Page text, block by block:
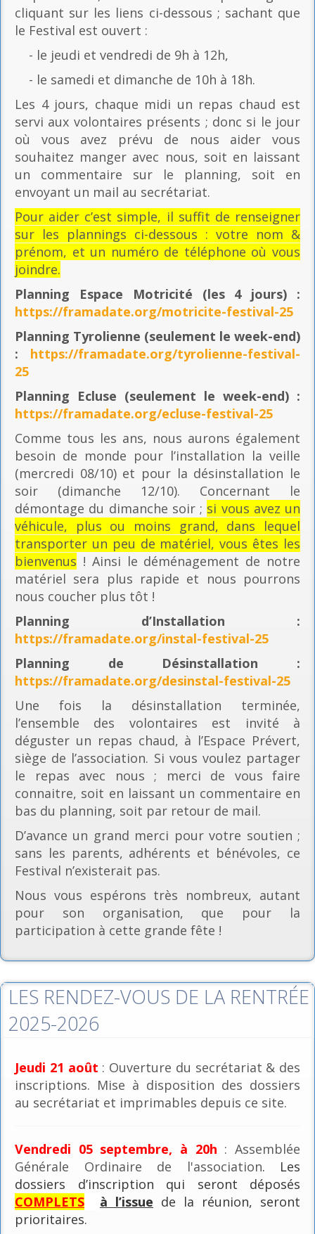
cliquant sur les liens ci-dessous ; sachant que
le Festival est ouvert :
- le jeudi et vendredi de 9h à 12h,
- le samedi et dimanche de 10h à 18h.
Les 4 jours, chaque midi un repas chaud est
servi aux volontaires présents ; donc si le jour
où vous avez prévu de nous aider vous
souhaitez manger avec nous, soit en laissant
un commentaire sur le planning, soit en
envoyant un mail au secrétariat.
Pour aider c’est simple, il suffit de renseigner
sur les plannings ci-dessous : votre nom &
prénom, et un numéro de téléphone où vous
joindre.
Planning Espace Motricité (les 4 jours) :
https://framadate.org/motricite-festival-25
Planning Tyrolienne (seulement le week-end)
: https://framadate.org/tyrolienne-festival-
25
Planning Ecluse (seulement le week-end) :
https://framadate.org/ecluse-festival-25
Comme tous les ans, nous aurons également
besoin de monde pour l’installation la veille
(mercredi 08/10) et pour la désinstallation le
soir (dimanche 12/10). Concernant le
démontage du dimanche soir ; si vous avez un
véhicule, plus ou moins grand, dans lequel
transporter un peu de matériel, vous êtes les
bienvenus ! Ainsi le déménagement de notre
matériel sera plus rapide et nous pourrons
nous coucher plus tôt !
Planning d’Installation :
https://framadate.org/instal-festival-25
Planning de Désinstallation :
https://framadate.org/desinstal-festival-25
Une fois la désinstallation terminée,
l’ensemble des volontaires est invité à
déguster un repas chaud, à l’Espace Prévert,
siège de l’association. Si vous voulez partager
le repas avec nous ; merci de vous faire
connaitre, soit en laissant un commentaire en
bas du planning, soit par retour de mail.
D’avance un grand merci pour votre soutien ;
sans les parents, adhérents et bénévoles, ce
Festival n’existerait pas.
Nous vous espérons très nombreux, autant
pour son organisation, que pour la
participation à cette grande fête !
LES RENDEZ-VOUS DE LA RENTRÉE
2025-2026
Jeudi 21 août : Ouverture du secrétariat & des
inscriptions. Mise à disposition des dossiers
au secrétariat et imprimables depuis ce site.
Vendredi 05 septembre, à 20h : Assemblée
Générale Ordinaire de l'association. Les
dossiers d’inscription qui seront déposés
COMPLETS
à l’issue de la réunion, seront
prioritaires.